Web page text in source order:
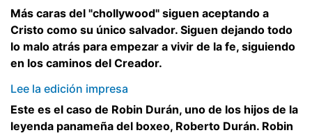
Más caras del "chollywood" siguen aceptando a
Cristo como su único salvador. Siguen dejando todo
lo malo atrás para empezar a vivir de la fe, siguiendo
en los caminos del Creador.
Lee la edición impresa
Este es el caso de Robin Durán, uno de los hijos de la
leyenda panameña del boxeo, Roberto Durán. Robin